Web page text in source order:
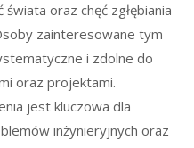
oraz chęć zgłębiania
zainteresowane tym
i zdolne do
oraz projektami.
jest kluczowa dla
inżynieryjnych oraz